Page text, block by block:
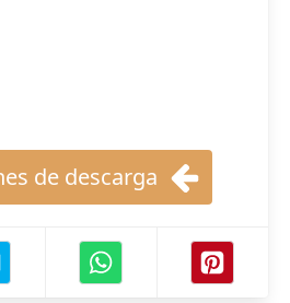
de descarga